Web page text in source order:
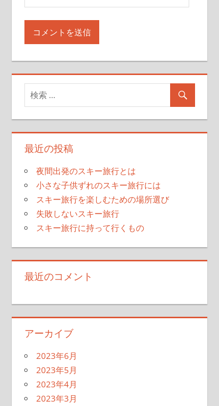
最近の投稿
夜間出発のスキー旅行とは
小さな子供ずれのスキー旅行には
スキー旅行を楽しむための場所選び
失敗しないスキー旅行
スキー旅行に持って行くもの
最近のコメント
アーカイブ
2023年6月
2023年5月
2023年4月
2023年3月